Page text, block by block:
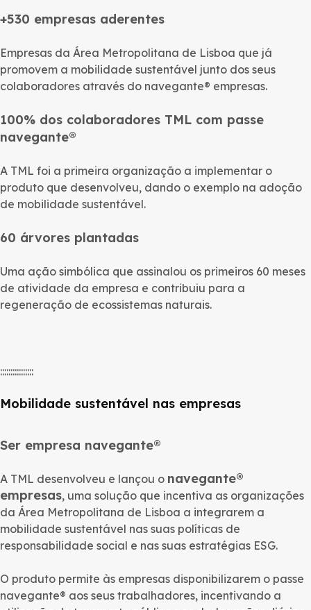
+530 empresas aderentes
Empresas da Área Metropolitana de Lisboa que já
promovem a mobilidade sustentável junto dos seus
colaboradores através do navegante® empresas.
100% dos colaboradores TML com passe
navegante®
A TML foi a primeira organização a implementar o
produto que desenvolveu, dando o exemplo na adoção
de mobilidade sustentável.
60 árvores plantadas
Uma ação simbólica que assinalou os primeiros 60 meses
de atividade da empresa e contribuiu para a
regeneração de ecossistemas naturais.
::::::::::::::::
Mobilidade sustentável nas empresas
Ser empresa navegante®
A TML desenvolveu e lançou o navegante®
empresas, uma solução que incentiva as organizações
da Área Metropolitana de Lisboa a integrarem a
mobilidade sustentável nas suas políticas de
responsabilidade social e nas suas estratégias ESG.
O produto permite às empresas disponibilizarem o passe
navegante® aos seus trabalhadores, incentivando a